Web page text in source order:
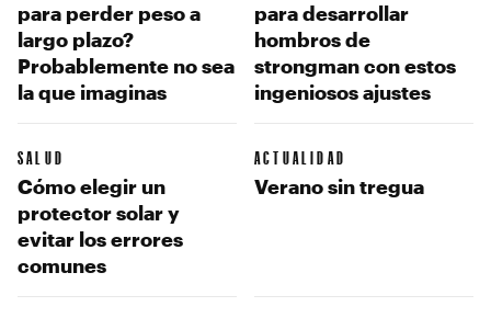
para perder peso a
largo plazo?
Probablemente no sea
la que imaginas
para desarrollar
hombros de
strongman con estos
ingeniosos ajustes
SALUD
Cómo elegir un
protector solar y
evitar los errores
comunes
ACTUALIDAD
Verano sin tregua